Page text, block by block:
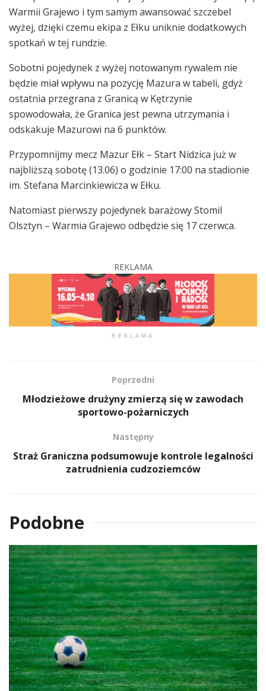
Warmii Grajewo i tym samym awansować szczebel
wyżej, dzięki czemu ekipa z Ełku uniknie dodatkowych
spotkań w tej rundzie.
Sobotni pojedynek z wyżej notowanym rywalem nie
będzie miał wpływu na pozycję Mazura w tabeli, gdyż
ostatnia przegrana z Granicą w Kętrzynie
spowodowała, że Granica jest pewna utrzymania i
odskakuje Mazurowi na 6 punktów.
Przypomnijmy mecz Mazur Ełk – Start Nidzica już w
najbliższą sobotę (13.06) o godzinie 17:00 na stadionie
im. Stefana Marcinkiewicza w Ełku.
Natomiast pierwszy pojedynek barażowy Stomil
Olsztyn – Warmia Grajewo odbędzie się 17 czerwca.
REKLAMA
REKLAMA
Poprzedni
Młodzieżowe drużyny zmierzą się w zawodach
sportowo-pożarniczych
Następny
Straż Graniczna podsumowuje kontrole legalności
zatrudnienia cudzoziemców
Podobne